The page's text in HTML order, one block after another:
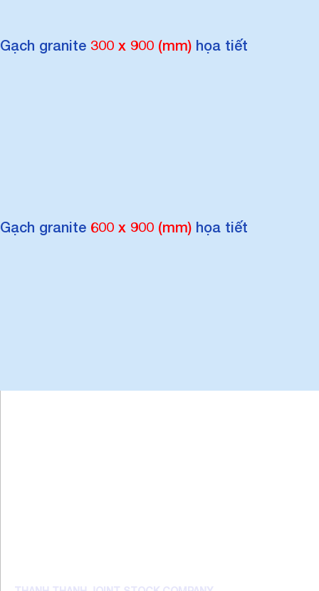
Gạch granite 300 x 900 (mm) họa tiết
Gạch granite 600 x 900 (mm) họa tiết